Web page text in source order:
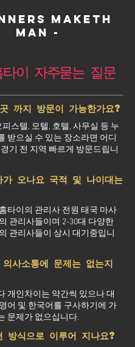
maketh
man -
타이 자주묻는 질문
까지 방문이 가능한가요?
피스텔, 모텔, 호텔, 사무실 등 누
받으실 수 있는 장소라면 어디
기 전 지역 빠르게 방문드립니
가 오나요 국적 및 나이대는
타이의 관리사 전원 태국 마사
관리사들이며 2-30대 다양한
관리사들이 상시 대기중입니
사소통에 문제는 없는지
개인차이는 약간씩 있으나 대
어 및 한국어를 구사하기에 가
문제가 없으십니다.
방식으로 이루어 지나요?